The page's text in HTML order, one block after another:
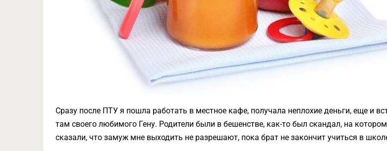
Сразу после ПТУ я пошла работать в местное кафе, получала неплохие деньги, еще и
там своего любимого Гену. Родители были в бешенстве, как-то был скандал, на
сказали, что замуж мне выходить не разрешают, пока брат не закончит учиться в